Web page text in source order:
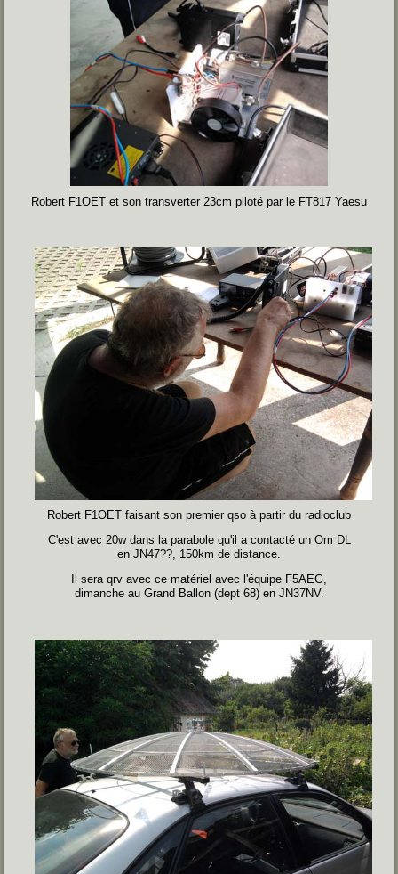
Robert F1OET et son transverter 23cm piloté par le FT817 Yaesu
Robert F1OET faisant son premier qso à partir du radioclub
C'est avec 20w dans la parabole qu'il a contacté un Om DL
en JN47??, 150km de distance.
Il sera qrv avec ce matériel avec l'équipe F5AEG,
dimanche au Grand Ballon (dept 68) en JN37NV.